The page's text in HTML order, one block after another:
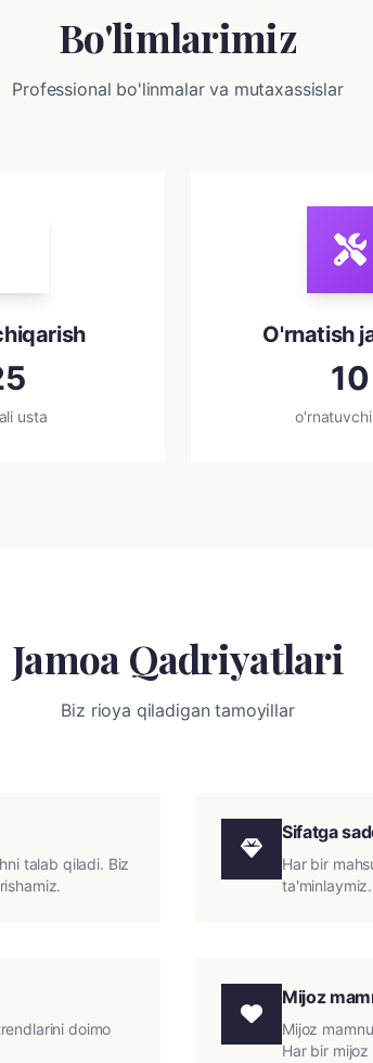
Bo'limlarimiz
Professional bo'linmalar va mutaxassislar
usta
O'rnatish
10
Jamoa Qadriyatlari
Biz rioya qiladigan tamoyillar
talab qiladi. Biz
Sifatga
Har bir
doimo
Mijoz
Mijoz
Har bir